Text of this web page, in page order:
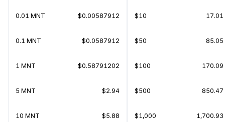
0.01 MNT $0.00587912
0.1 MNT $0.0587912
1 MNT $0.58791202
5 MNT $2.94
10 MNT $5.88
$10 17.01
$50 85.05
$100 170.09
$500 850.47
$1,000 1,700.93